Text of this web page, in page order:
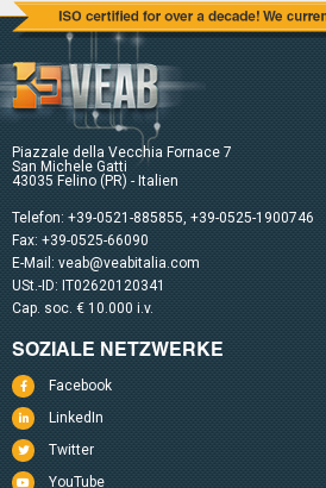
Piazzale della Vecchia Fornace 7
San Michele Gatti
43035 Felino (PR) - Italien
Telefon: +39-0521-885855, +39-0525-1900746
Fax: +39-0525-66090
E-Mail: veab@veabitalia.com
USt.-ID: IT02620120341
Cap. soc. € 10.000 i.v.
SOZIALE NETZWERKE
Facebook
LinkedIn
Twitter
YouTube